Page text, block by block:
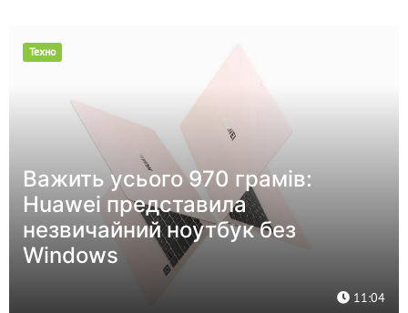
Техно
Важить усього 970 грамів:
Huawei представила
незвичайний ноутбук без
Windows
11:04